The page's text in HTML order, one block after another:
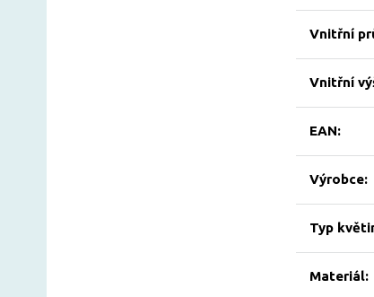
Vnitřní
Vnitřní
EAN:
Výrobce:
Typ
Materiál: